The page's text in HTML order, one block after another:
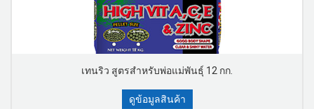
เทนริว สูตรสำหรับพ่อแม่พันธุ์ 12 กก.
ดูข้อมูลสินค้า